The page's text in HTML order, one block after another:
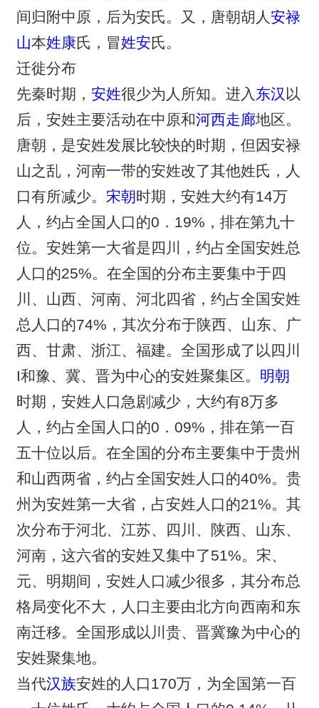
间归附中原，后为安氏。又，唐朝胡人安禄
山本姓康氏，冒姓安氏。
迁徙分布
先秦时期， 安姓很少为人所知。进入 东汉 以
后，安姓主要活动在中原和河西走廊地区。
唐朝，是安姓发展比较快的时期，但因安禄
山之乱，河南一带的安姓改了其他姓氏，人
口有所减少。 宋朝时期，安姓大约有14万
人，约占全国人口的0．19%，排在第九十
位。安姓第一大省是四川，约占全国安姓总
人口的25%。在全国的分布主要集中于四
川、山西、河南、河北四省，约占全国安姓
总人口的74%，其次分布于陕西、山东、广
西、甘肃、浙江、福建。全国形成了以四川
I和豫、冀、晋为中心的安姓聚集区。 明朝
时期，安姓人口急剧减少，大约有8万多
人，约占全国人口的0．09%，排在第一百
五十位以后。在全国的分布主要集中于贵州
和山西两省，约占全国安姓人口的40%。贵
州为安姓第一大省，占安姓人口的21%。其
次分布于河北、江苏、四川、陕西、山东、
河南，这六省的安姓又集中了51%。宋、
元、明期间，安姓人口减少很多，其分布总
格局变化不大，人口主要由北方向西南和东
南迁移。全国形成以川贵、晋冀豫为中心的
安姓聚集地。
当代汉族安姓的人口170万，为全国第一百